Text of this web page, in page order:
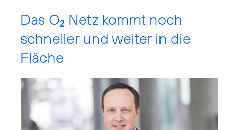
Das O2 Netz kommt noch
schneller und weiter in die
Fläche